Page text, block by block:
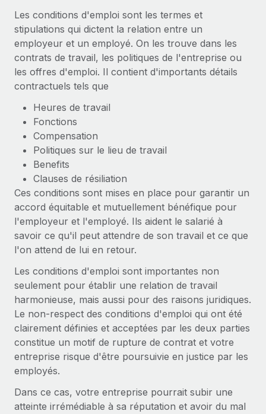
Intégrez et gérez vos freelances partout dans le monde
PEO
Sous-traitez les opérations complexes liées à l’emploi
Plateforme
Des fonctions RH clés intégrées pour votre équipe
Connecter Nouveau
Connectez n'importe quel outil d’IA à Remote grâce à
notre MCP
Intégrations
SERVICES
Demandez aux experts
Recevez des conseils d’experts sur les RH à
l’international et la conformité
Contrôles d’antécédents
Simplifiez vos processus de présélection des
candidats
Examinez notre service par rapport aux autres
CROISSANCE
Start-ups
paie des entreprises en pleine croissance
Entreprises intermédiaires
Développez vos équipes avec des solutions RH sur
mesure
Les RH à l’international pour les grandes entreprises
TRAVAILLONS ENSEMBLE
Intégrez les RH à l’international de manière flexible
Devenir partenaire
Explorez avec nous vos opportunités de partenariat
Bientôt disponible
Conseil en intégrations et automatisations assistées par
l’IA
ÉTUDES DE CAS
pays
Calculateur de paiement des freelances
Découvrez les devises disponibles et les vitesses de
paiement pour vos freelances internationaux
APPRENDRE AVEC REMOTE
Recherche et guides
Études de cas
Checklists et modèles
Descriptions de postes
Webinaires
Événements
Salle de presse
Données sur les salaires et les talents
Centre de ressources
Obtenir de l’aide
Voir toutes les ressources
Nederlands
Français
Deutsch
Español
Italiano
Português (Portugal)
日本語
한국어
中文（简体）
Connexion
Les conditions d'emploi sont les termes et
stipulations qui dictent la relation entre un
employeur et un employé. On les trouve dans les
contrats de travail, les politiques de l'entreprise ou
les offres d'emploi. Il contient d'importants détails
contractuels tels que
Heures de travail
Fonctions
Compensation
Politiques sur le lieu de travail
Benefits
Clauses de résiliation
Ces conditions sont mises en place pour garantir un
accord équitable et mutuellement bénéfique pour
l'employeur et l'employé. Ils aident le salarié à
savoir ce qu'il peut attendre de son travail et ce que
l'on attend de lui en retour.
Les conditions d'emploi sont importantes non
seulement pour établir une relation de travail
harmonieuse, mais aussi pour des raisons juridiques.
Le non-respect des conditions d'emploi qui ont été
clairement définies et acceptées par les deux parties
constitue un motif de rupture de contrat et votre
entreprise risque d'être poursuivie en justice par les
employés.
Dans ce cas, votre entreprise pourrait subir une
atteinte irrémédiable à sa réputation et avoir du mal